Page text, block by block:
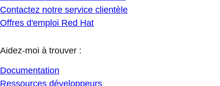
Contactez notre service clientèle
Offres d'emploi Red Hat
Aidez-moi à trouver :
Documentation
Ressources développeurs